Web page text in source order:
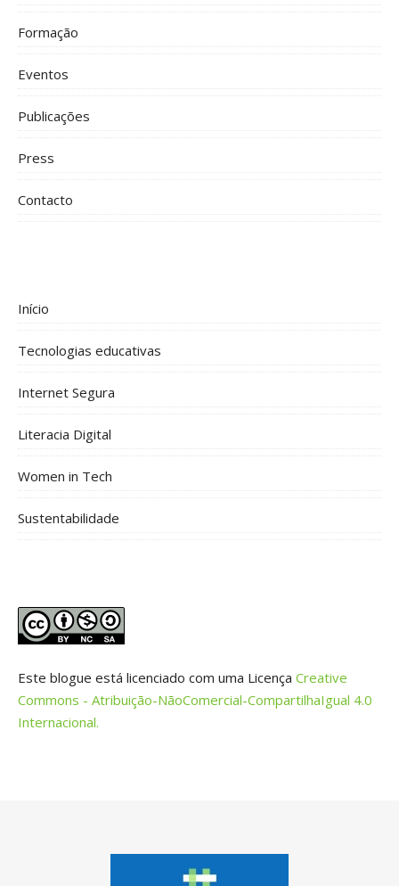
Formação
Eventos
Publicações
Press
Contacto
Início
Tecnologias educativas
Internet Segura
Literacia Digital
Women in Tech
Sustentabilidade
Este blogue está licenciado com uma Licença Creative
Commons - Atribuição-NãoComercial-CompartilhaIgual 4.0
Internacional.